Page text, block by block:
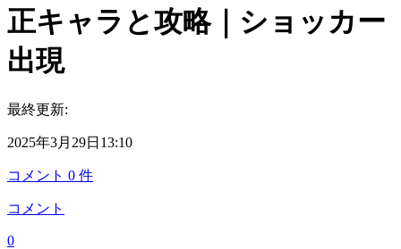
正キャラと攻略｜ショッカー
出現
最終更新:
2025年3月29日13:10
コメント 0 件
コメント
0